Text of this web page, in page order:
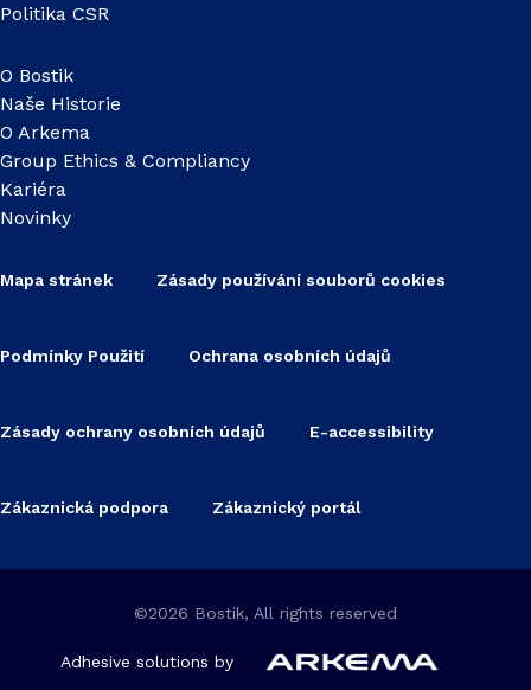
Politika CSR
O Bostik
Naše Historie
O Arkema
Group Ethics & Compliancy
Kariéra
Novinky
Mapa stránek Zásady používání souborů cookies
Podmínky Použití Ochrana osobních údajů
Zásady ochrany osobních údajů E-accessibility
Zákaznická podpora Zákaznický portál
©2026 Bostik, All rights reserved
Adhesive solutions by